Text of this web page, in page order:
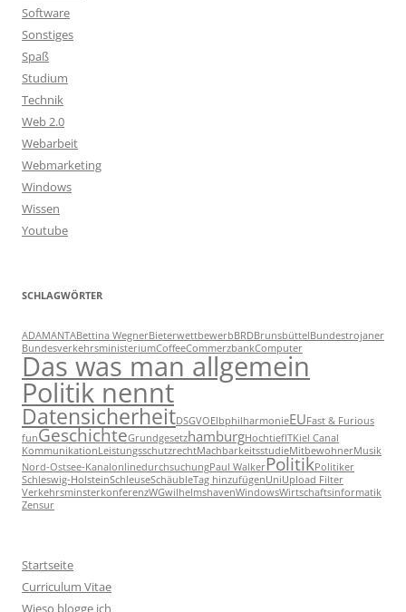
Software
Sonstiges
Spaß
Studium
Technik
Web 2.0
Webarbeit
Webmarketing
Windows
Wissen
Youtube
SCHLAGWÖRTER
ADAMANTABettina WegnerBieterwettbewerbBRDBrunsbüttelBundestrojaner
BundesverkehrsministeriumCoffeeCommerzbankComputer
Das was man allgemein
Politik nennt
DatensicherheitDSGVOElbphilharmonieEUFast & Furious
funGeschichteGrundgesetzhamburgHochtiefITKiel Canal
KommunikationLeistungsschutzrechtMachbarkeitsstudieMitbewohnerMusik
Nord-Ostsee-KanalonlinedurchsuchungPaul WalkerPolitikPolitiker
Schleswig-HolsteinSchleuseSchäubleTag hinzufügenUniUpload Filter
VerkehrsminsterkonferenzWGwilhelmshavenWindowsWirtschaftsinformatik
Zensur
Startseite
Curriculum Vitae
Wieso blogge ich